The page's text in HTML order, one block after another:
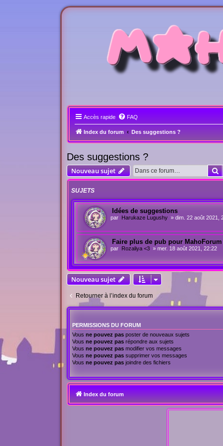
Accès rapide FAQ
Index du forum Des suggestions ?
Des suggestions ?
Nouveau sujet
SUJETS
Idées de suggestions
par Harukaze Lugushy »dim. 22 août 2021,
Faire plus de pub pour MahoForum
par Rozaliya <3 »mer. 18 août 2021, 22:22
Nouveau sujet
Retourner à l’index du forum
PERMISSIONS DU FORUM
Vousne pouvez pas poster de nouveaux sujets
Vousne pouvez pas répondre aux sujets
Vousne pouvez pas modifier vos messages
Vousne pouvez pas supprimer vos messages
Vousne pouvez pas joindre des fichiers
Index du forum